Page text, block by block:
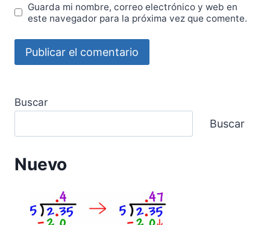
Guarda mi nombre, correo electrónico y web en
este navegador para la próxima vez que comente.
Buscar
Buscar
Nuevo